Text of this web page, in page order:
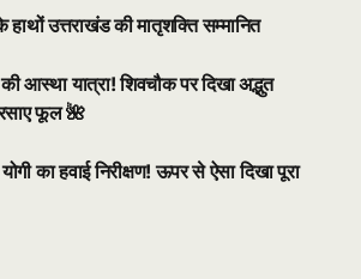
उत्तराखंड की मातृशक्ति सम्मानित
आस्था यात्रा! शिवचौक पर दिखा अद्भुत
फूल 🌺
का हवाई निरीक्षण! ऊपर से ऐसा दिखा पूरा